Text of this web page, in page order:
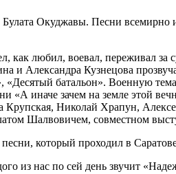
Окуджавы. Песни
любил, воевал, переживал за
Александра Кузнецова
батальон». Военную
иначе зачем на земле этой
Николай Храпун,
Шалвовичем, совместном
который проходил в
из нас по сей день звучит